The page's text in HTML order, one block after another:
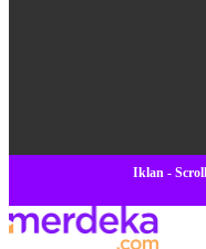
Iklan -